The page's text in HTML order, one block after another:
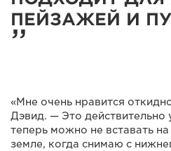
ПЕЙЗАЖЕЙ И
«Мне очень нравится
Дэвид. — Это действительно
теперь можно не вставать
земле, когда снимаю с